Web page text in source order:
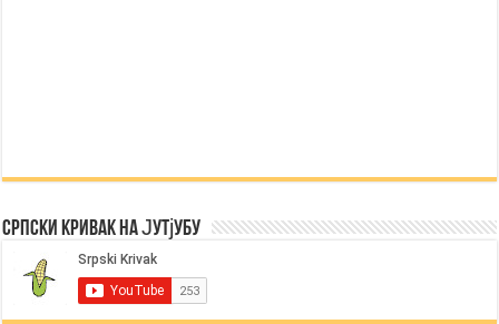
Српски Кривак на Јутјубу